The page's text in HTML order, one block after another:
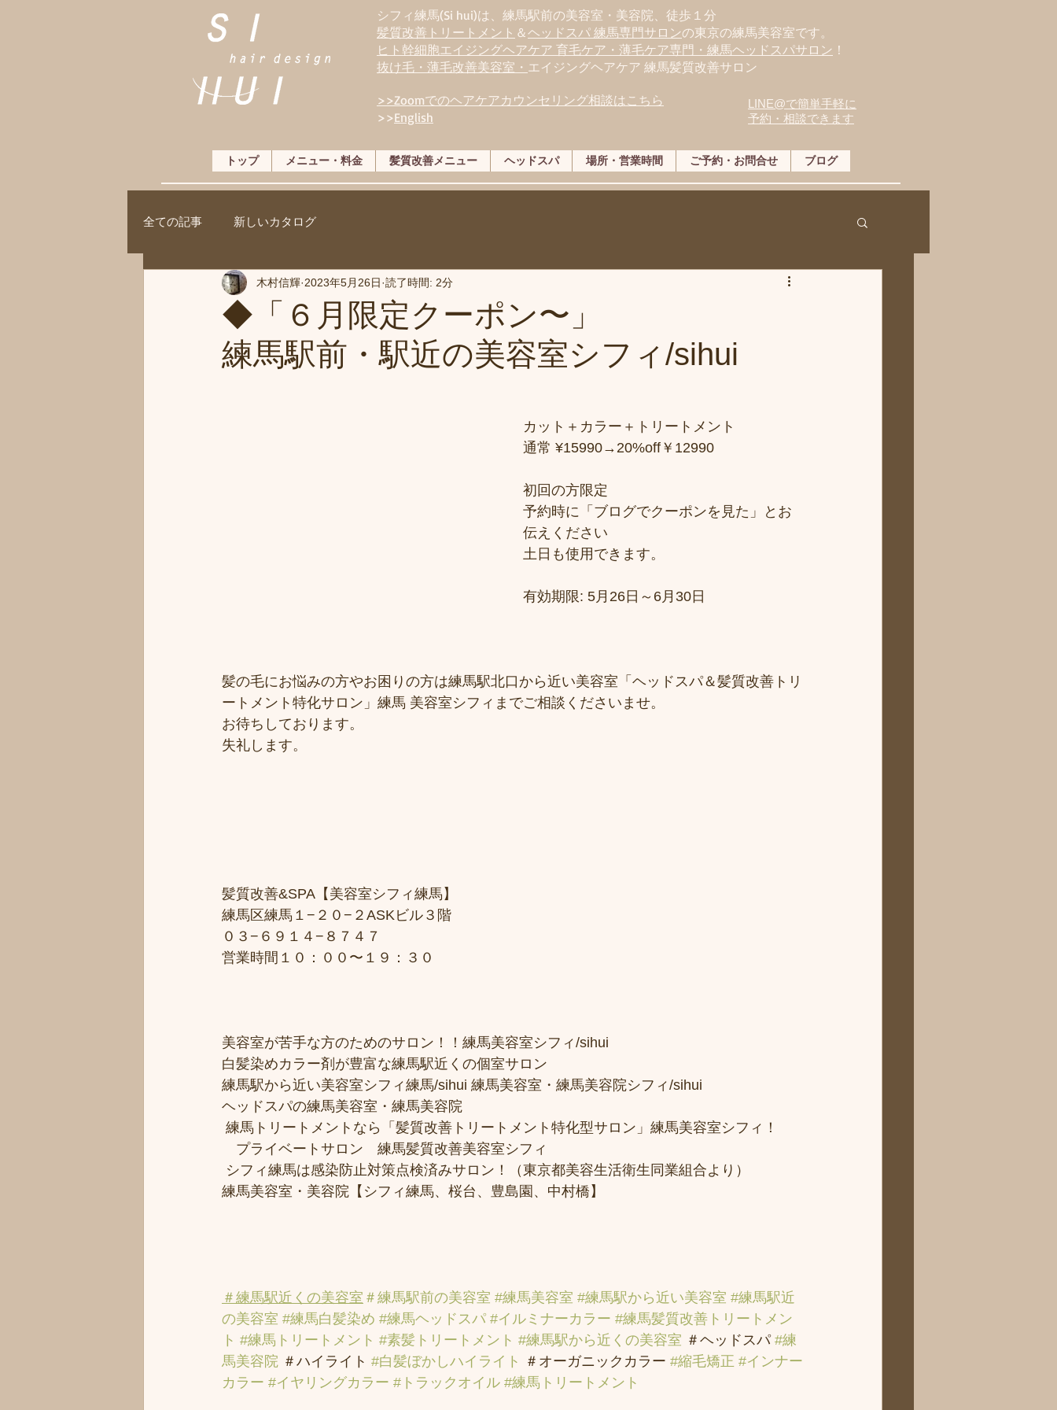
シフィ練馬(Si hui)は、 練馬駅前の美容室・美容院、徒歩１分
髪質改善トリートメント ＆ヘッドスパ 練馬専門サロンの東京の練馬美容室です。
ヒト幹細胞エイジングヘアケア 育毛ケア・薄毛ケア専門・練馬ヘッドスパサロン ！
抜け毛・薄毛改善美容室・ エイジングヘアケア 練馬髪質改善サロン
>>Zoomでのヘアケアカウンセリング相談はこちら
>>English
LINE@で簡単手軽に
予約・相談できます
トップ メニュー・料金 髪質改善メニュー ヘッドスパ 場所・営業時間 ご予約・お問合せ ブログ
全ての記事 新しいカタログ
◆「６月限定クーポン〜」
練馬駅前・駅近の美容室シフィ/sihui
木村信輝 2023年5月26日 読了時間: 2分
カット＋カラー＋トリートメント
通常 ¥15990→20%off￥12990
初回の方限定
予約時に「ブログでクーポンを見た」とお
伝えください
土日も使用できます。
有効期限: 5月26日～6月30日
髪の毛にお悩みの方やお困りの方は練馬駅北口から近い美容室「ヘッドスパ＆髪質改善トリ
ートメント特化サロン」練馬 美容室シフィまでご相談くださいませ。
お待ちしております。
失礼します。
髪質改善&SPA【美容室シフィ練馬】
練馬区練馬１−２０−２ASKビル３階
０３−６９１４−８７４７
営業時間１０：００〜１９：３０
美容室が苦手な方のためのサロン！！練馬美容室シフィ/sihui
白髪染めカラー剤が豊富な練馬駅近くの個室サロン
練馬駅から近い美容室シフィ練馬/sihui 練馬美容室・練馬美容院シフィ/sihui
ヘッドスパの練馬美容室・練馬美容院
練馬トリートメントなら「髪質改善トリートメント特化型サロン」練馬美容室シフィ！
プライベートサロン　練馬髪質改善美容室シフィ
シフィ練馬は感染防止対策点検済みサロン！（東京都美容生活衛生同業組合より）
練馬美容室・美容院【シフィ練馬、桜台、豊島園、中村橋】
＃練馬駅近くの美容室 ＃練馬駅前の美容室 #練馬美容室 #練馬駅から近い美容室 #練馬駅近
の美容室 #練馬白髪染め #練馬ヘッドスパ #イルミナーカラー #練馬髪質改善トリートメン
ト #練馬トリートメント #素髪トリートメント #練馬駅から近くの美容室 ＃ヘッドスパ #練
馬美容院 ＃ハイライト #白髪ぼかしハイライト ＃オーガニックカラー #縮毛矯正 #インナー
カラー #イヤリングカラー #トラックオイル #練馬トリートメント